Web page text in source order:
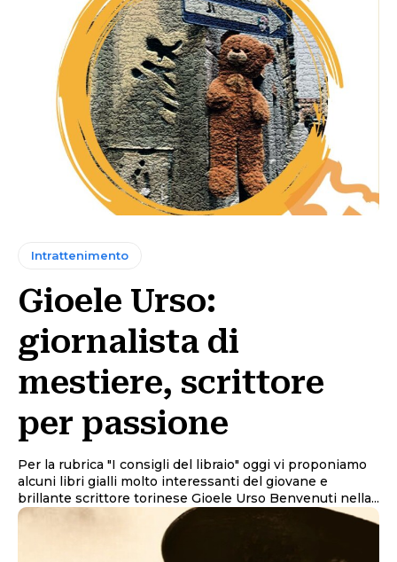
Intrattenimento
Gioele Urso:
giornalista di
mestiere, scrittore
per passione
Per la rubrica "I consigli del libraio" oggi vi proponiamo
alcuni libri gialli molto interessanti del giovane e
brillante scrittore torinese Gioele Urso Benvenuti nella...